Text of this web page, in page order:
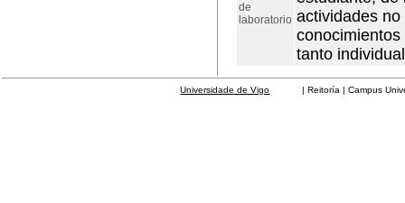
de
laboratorio actividades
tanto
Universidade de Vigo | Reitoría | Campus